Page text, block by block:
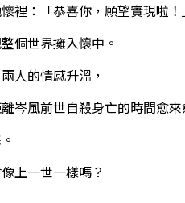
裡：「恭喜你，願望實現啦！
個世界擁入懷中。
人的情感升溫，
岑風前世自殺身亡的時間愈來
上一世一樣嗎？